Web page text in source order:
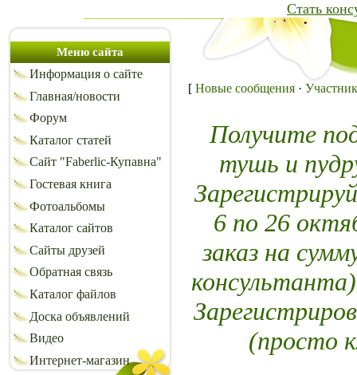
Стать
Меню сайта
Информация о сайте
Главная/новости
Форум
Каталог статей
Сайт "Faberlic-Купавна"
Гостевая книга
Фотоальбомы
Каталог сайтов
Сайты друзей
Обратная связь
Каталог файлов
Доска объявлений
Видео
Интернет-магазин
[ Новые сообщения ·
Получите
тушь и
6 по 26
заказ на
(просто